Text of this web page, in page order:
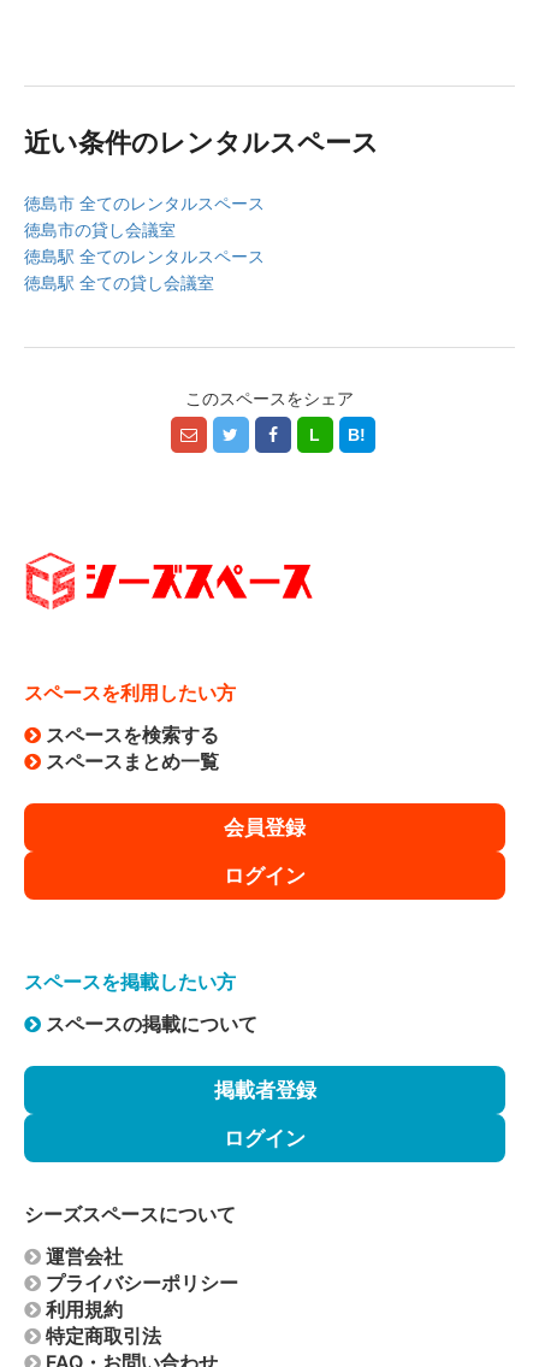
近い条件のレンタルスペース
徳島市 全てのレンタルスペース
徳島市の貸し会議室
徳島駅 全てのレンタルスペース
徳島駅 全ての貸し会議室
このスペースをシェア
L B!
スペースを利用したい方
スペースを検索する
スペースまとめ一覧
会員登録
ログイン
スペースを掲載したい方
スペースの掲載について
掲載者登録
ログイン
シーズスペースについて
運営会社
プライバシーポリシー
利用規約
特定商取引法
FAQ・お問い合わせ